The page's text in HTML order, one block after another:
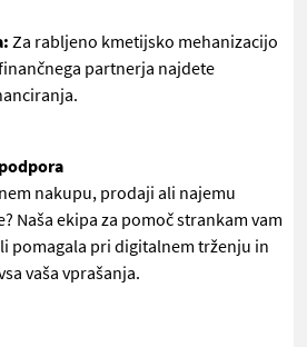
Za rabljeno kmetijsko mehanizacijo
partnerja najdete
nakupu, prodaji ali najemu
Naša ekipa za pomoč strankam vam
pomagala pri digitalnem trženju in
vaša vprašanja.